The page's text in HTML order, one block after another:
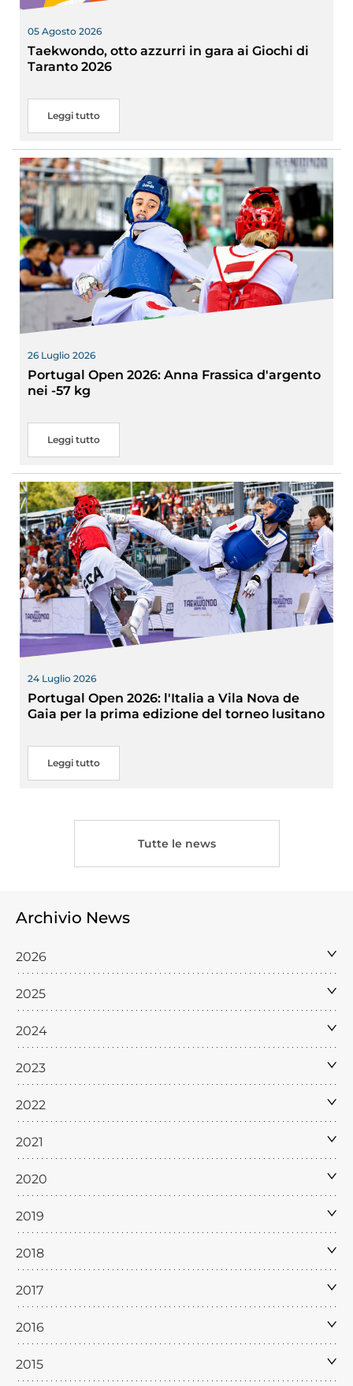
05 Agosto 2026
Taekwondo, otto azzurri in gara ai Giochi di
Taranto 2026
Leggi tutto
26 Luglio 2026
Portugal Open 2026: Anna Frassica d'argento
nei -57 kg
Leggi tutto
24 Luglio 2026
Portugal Open 2026: l'Italia a Vila Nova de
Gaia per la prima edizione del torneo lusitano
Leggi tutto
Tutte le news
Archivio News
2026
2025
2024
2023
2022
2021
2020
2019
2018
2017
2016
2015